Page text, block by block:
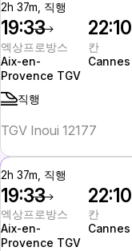
2h 37m, 직행
19:33
엑상프로방스
Aix-en-
Provence TGV
22:10
칸
Cannes
직행
TGV Inoui 12177
2h 37m, 직행
19:33
엑상프로방스
Aix-en-
Provence TGV
22:10
칸
Cannes